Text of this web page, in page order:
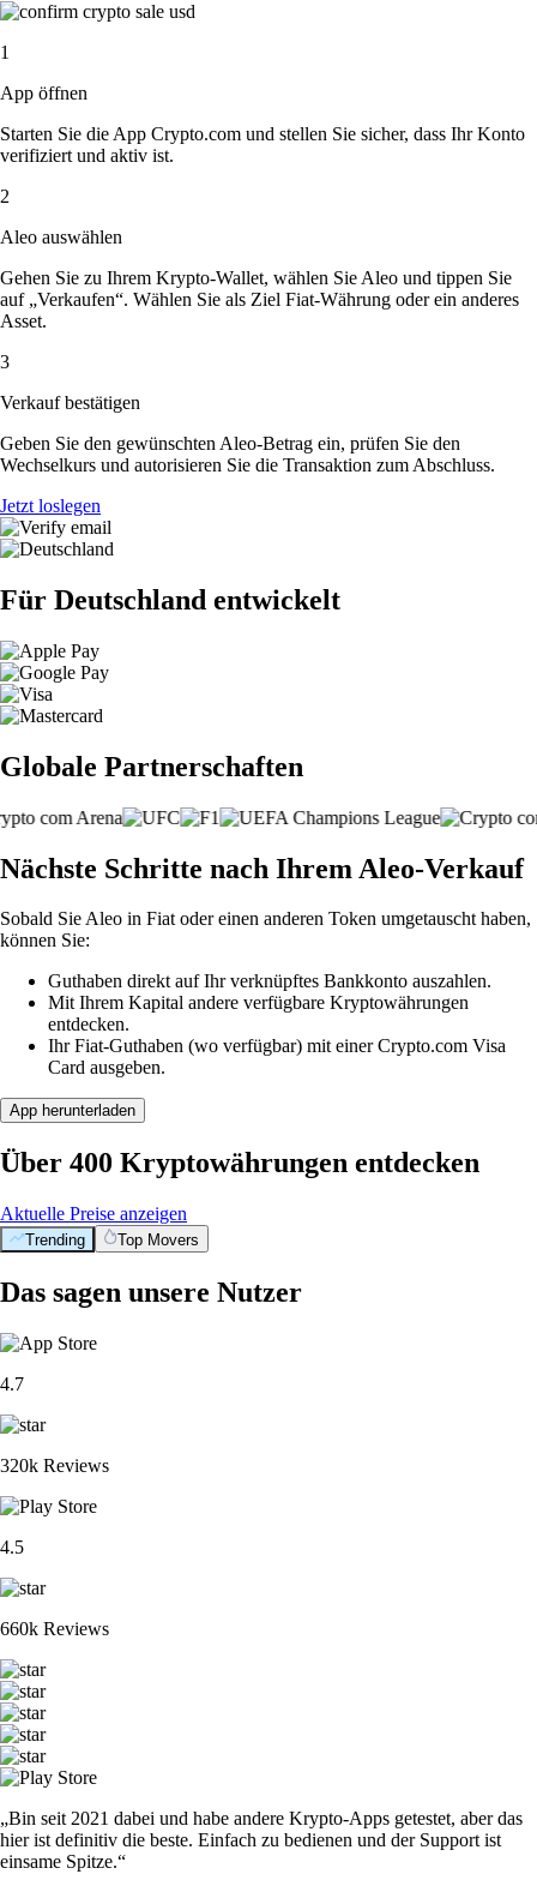
1
App öffnen
Starten Sie die App Crypto.com und stellen Sie sicher, dass Ihr Konto
verifiziert und aktiv ist.
2
Aleo auswählen
Gehen Sie zu Ihrem Krypto-Wallet, wählen Sie Aleo und tippen Sie
auf „Verkaufen“. Wählen Sie als Ziel Fiat-Währung oder ein anderes
Asset.
3
Verkauf bestätigen
Geben Sie den gewünschten Aleo-Betrag ein, prüfen Sie den
Wechselkurs und autorisieren Sie die Transaktion zum Abschluss.
Jetzt loslegen
Für Deutschland entwickelt
Globale Partnerschaften
Nächste Schritte nach Ihrem Aleo-Verkauf
Sobald Sie Aleo in Fiat oder einen anderen Token umgetauscht haben,
können Sie:
Guthaben direkt auf Ihr verknüpftes Bankkonto auszahlen.
Mit Ihrem Kapital andere verfügbare Kryptowährungen
entdecken.
Ihr Fiat-Guthaben (wo verfügbar) mit einer Crypto.com Visa
Card ausgeben.
App herunterladen
Über 400 Kryptowährungen entdecken
Aktuelle Preise anzeigen
Trending Top Movers
Das sagen unsere Nutzer
4.7
320k Reviews
4.5
660k Reviews
„Bin seit 2021 dabei und habe andere Krypto-Apps getestet, aber das
hier ist definitiv die beste. Einfach zu bedienen und der Support ist
einsame Spitze.“